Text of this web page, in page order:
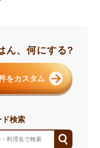
ん、何にする?
をカスタム
ド検索
索